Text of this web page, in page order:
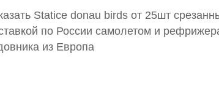
Statice donau birds от 25шт
по России самолетом и
из Европа